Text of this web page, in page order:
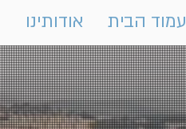
אודותינו עמוד הבית